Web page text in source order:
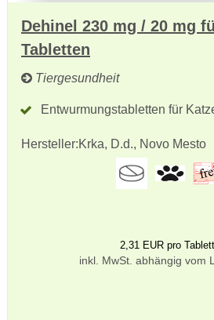
Dehinel 230 mg / 20 mg
Tabletten
Tiergesundheit
Entwurmungstabletten für
Hersteller:Krka, D.d., Novo Mesto
2,31 EUR pro
inkl. MwSt. abhängig vom